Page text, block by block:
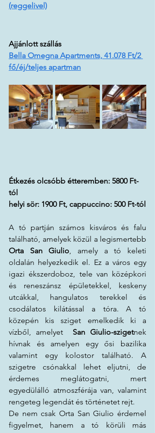
(reggelivel)
Ajjánlott szállás
Bella Omegna Apartments, 41.078 Ft/2
fő/éj/teljes apartman
Étkezés olcsóbb étteremben: 5800 Ft-
tól
helyi sör: 1900 Ft, cappuccino: 500 Ft-tól
A tó partján számos kisváros és falu
Orta San Giulio , amely a tó keleti
oldalán helyezkedik el. Ez a város egy
igazi ékszerdoboz, tele van középkori
és reneszánsz épületekkel, keskeny
utcákkal, hangulatos terekkel és
csodálatos kilátással a tóra. A tó
közepén kis sziget emelkedik ki a
vízből, amelyet San Giulio-szigetnek
hívnak és amelyen egy ősi bazilika
valamint egy kolostor található. A
szigetre csónakkal lehet eljutni, de
érdemes meglátogatni, mert
egyedülálló atmoszférája van, valamint
rengeteg legendát és történetet rejt.
De nem csak Orta San Giulio érdemel
figyelmet, hanem a tó körüli más